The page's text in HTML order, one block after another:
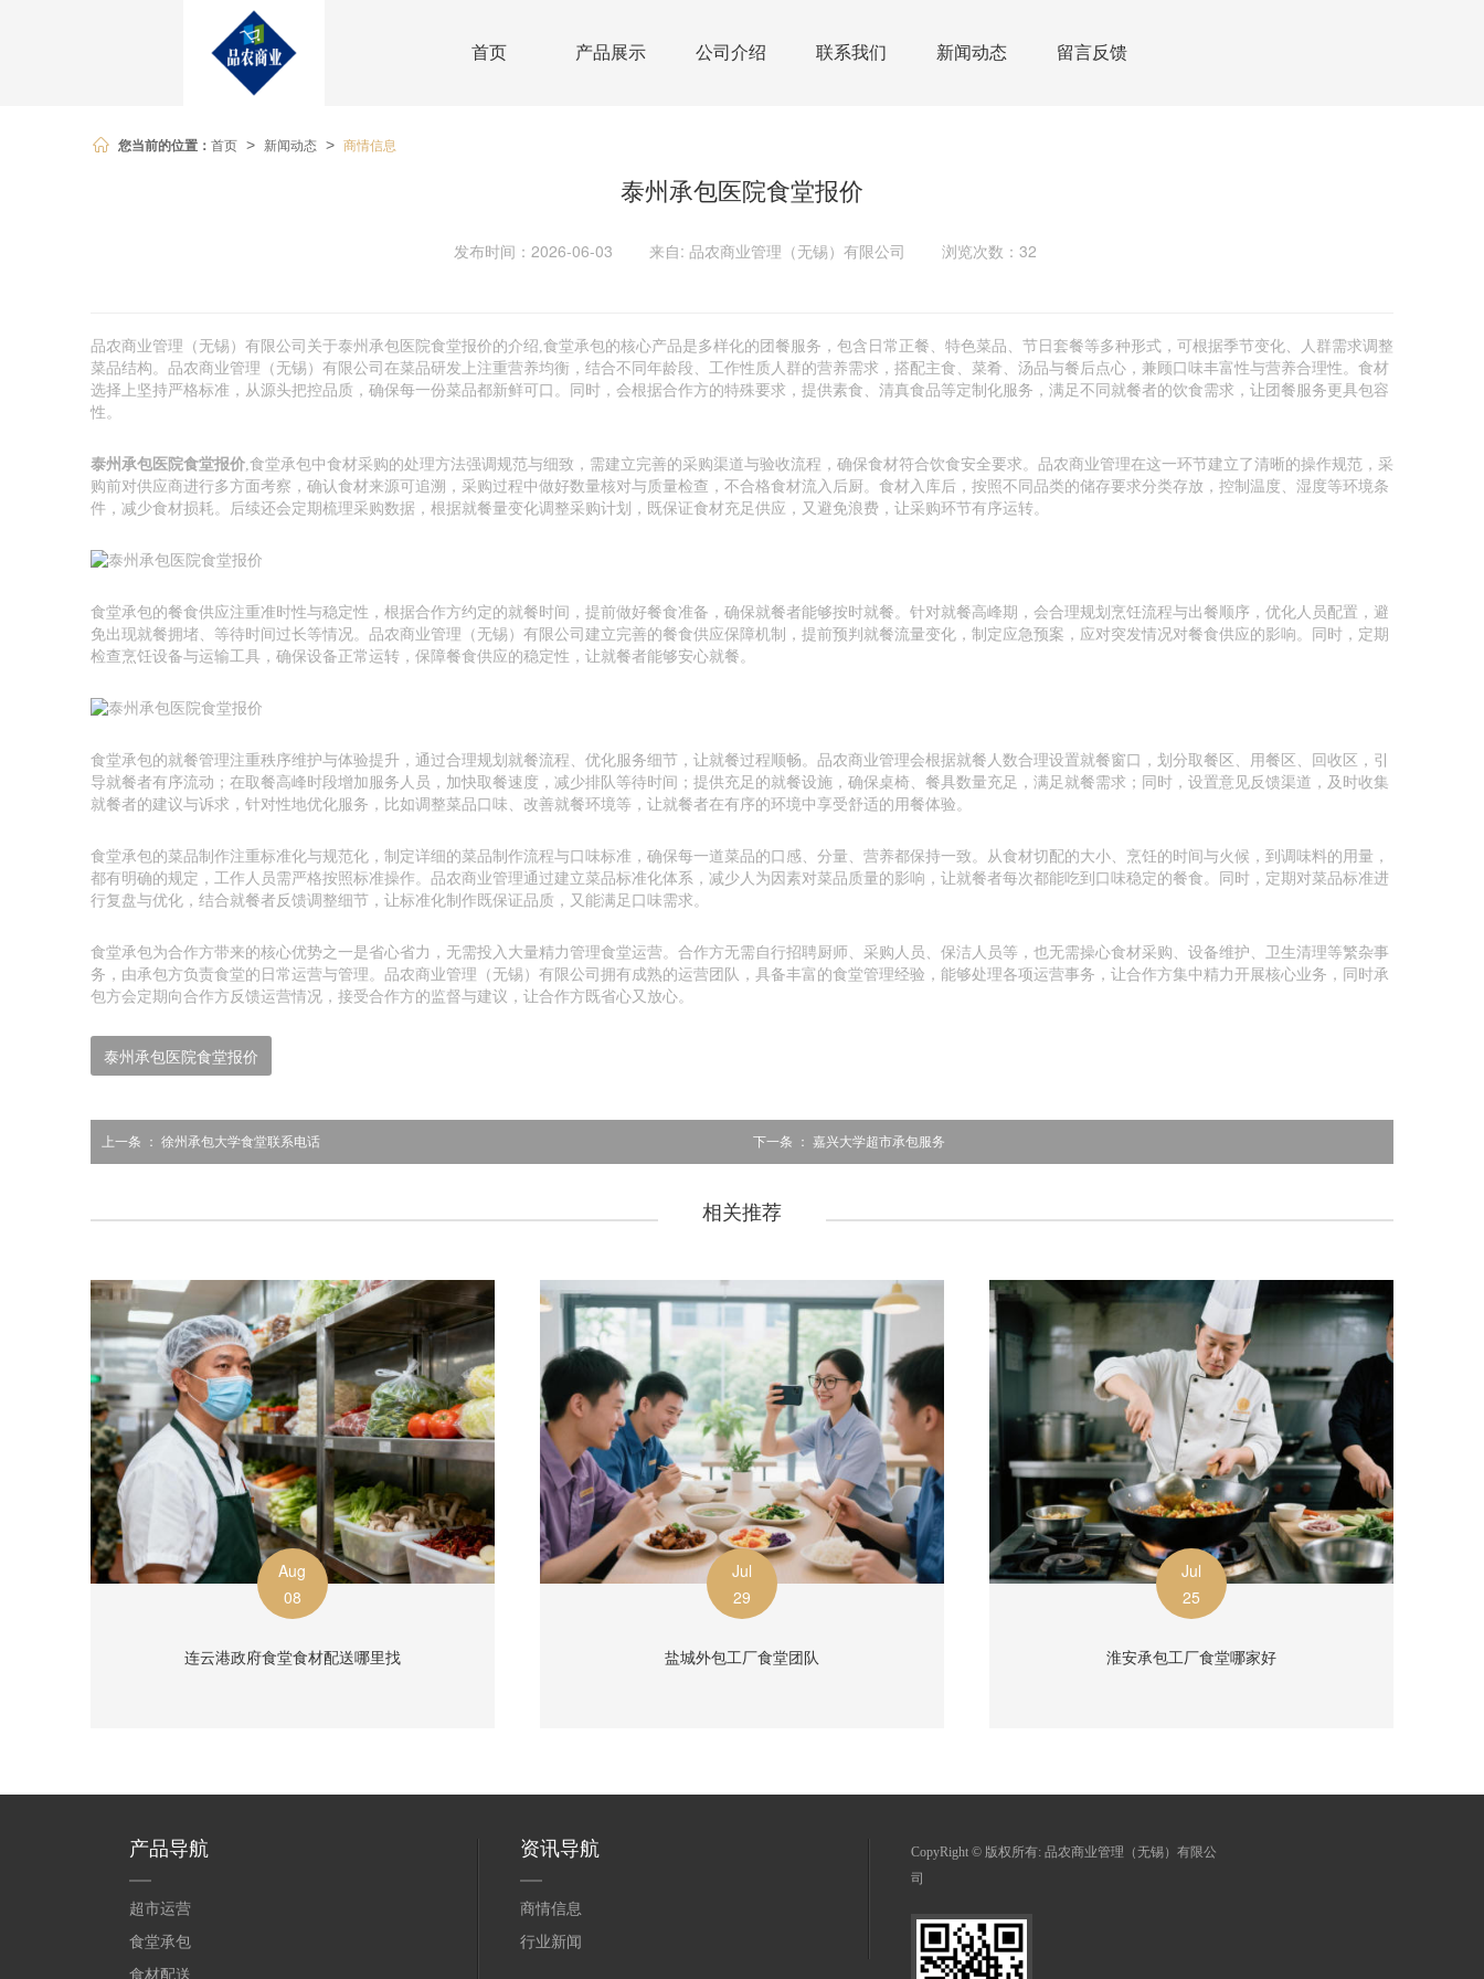
首页 产品展示 公司介绍 联系我们 新闻动态 留言反馈
您当前的位置： 首页 > 新闻动态 > 商情信息
泰州承包医院食堂报价
发布时间：2026-06-03 来自: 品农商业管理（无锡）有限公司 浏览次数：32
品农商业管理（无锡）有限公司关于泰州承包医院食堂报价的介绍,食堂承包的核心产品是多样化的团餐服务，包含日常正餐、特色菜品、节日套餐等多种形式，可根据季节变化、人群需求调整
菜品结构。品农商业管理（无锡）有限公司在菜品研发上注重营养均衡，结合不同年龄段、工作性质人群的营养需求，搭配主食、菜肴、汤品与餐后点心，兼顾口味丰富性与营养合理性。食材
选择上坚持严格标准，从源头把控品质，确保每一份菜品都新鲜可口。同时，会根据合作方的特殊要求，提供素食、清真食品等定制化服务，满足不同就餐者的饮食需求，让团餐服务更具包容
性。
泰州承包医院食堂报价,食堂承包中食材采购的处理方法强调规范与细致，需建立完善的采购渠道与验收流程，确保食材符合饮食安全要求。品农商业管理在这一环节建立了清晰的操作规范，采
购前对供应商进行多方面考察，确认食材来源可追溯，采购过程中做好数量核对与质量检查，不合格食材流入后厨。食材入库后，按照不同品类的储存要求分类存放，控制温度、湿度等环境条
件，减少食材损耗。后续还会定期梳理采购数据，根据就餐量变化调整采购计划，既保证食材充足供应，又避免浪费，让采购环节有序运转。
食堂承包的餐食供应注重准时性与稳定性，根据合作方约定的就餐时间，提前做好餐食准备，确保就餐者能够按时就餐。针对就餐高峰期，会合理规划烹饪流程与出餐顺序，优化人员配置，避
免出现就餐拥堵、等待时间过长等情况。品农商业管理（无锡）有限公司建立完善的餐食供应保障机制，提前预判就餐流量变化，制定应急预案，应对突发情况对餐食供应的影响。同时，定期
检查烹饪设备与运输工具，确保设备正常运转，保障餐食供应的稳定性，让就餐者能够安心就餐。
食堂承包的就餐管理注重秩序维护与体验提升，通过合理规划就餐流程、优化服务细节，让就餐过程顺畅。品农商业管理会根据就餐人数合理设置就餐窗口，划分取餐区、用餐区、回收区，引
导就餐者有序流动；在取餐高峰时段增加服务人员，加快取餐速度，减少排队等待时间；提供充足的就餐设施，确保桌椅、餐具数量充足，满足就餐需求；同时，设置意见反馈渠道，及时收集
就餐者的建议与诉求，针对性地优化服务，比如调整菜品口味、改善就餐环境等，让就餐者在有序的环境中享受舒适的用餐体验。
食堂承包的菜品制作注重标准化与规范化，制定详细的菜品制作流程与口味标准，确保每一道菜品的口感、分量、营养都保持一致。从食材切配的大小、烹饪的时间与火候，到调味料的用量，
都有明确的规定，工作人员需严格按照标准操作。品农商业管理通过建立菜品标准化体系，减少人为因素对菜品质量的影响，让就餐者每次都能吃到口味稳定的餐食。同时，定期对菜品标准进
行复盘与优化，结合就餐者反馈调整细节，让标准化制作既保证品质，又能满足口味需求。
食堂承包为合作方带来的核心优势之一是省心省力，无需投入大量精力管理食堂运营。合作方无需自行招聘厨师、采购人员、保洁人员等，也无需操心食材采购、设备维护、卫生清理等繁杂事
务，由承包方负责食堂的日常运营与管理。品农商业管理（无锡）有限公司拥有成熟的运营团队，具备丰富的食堂管理经验，能够处理各项运营事务，让合作方集中精力开展核心业务，同时承
包方会定期向合作方反馈运营情况，接受合作方的监督与建议，让合作方既省心又放心。
泰州承包医院食堂报价
上一条 ： 徐州承包大学食堂联系电话 下一条 ： 嘉兴大学超市承包服务
相关推荐
Aug
08
连云港政府食堂食材配送哪里找
Jul
29
盐城外包工厂食堂团队
Jul
25
淮安承包工厂食堂哪家好
产品导航
超市运营
食堂承包
食材配送
资讯导航
商情信息
行业新闻
CopyRight © 版权所有: 品农商业管理（无锡）有限公
司